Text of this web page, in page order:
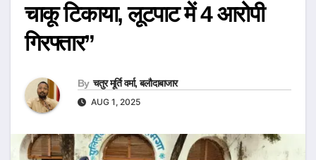
चाकू टिकाया, लूटपाट में 4 आरोपी
गिरफ्तार”
By चतुर मूर्ति वर्मा, बलौदाबाजार
AUG 1, 2025